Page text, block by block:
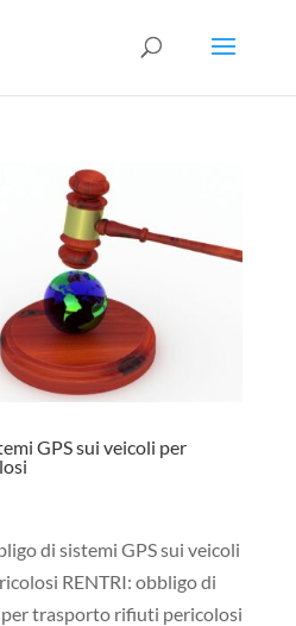
GPS sui veicoli per
di sistemi GPS sui veicoli
RENTRI: obbligo di
per trasporto rifiuti pericolosi